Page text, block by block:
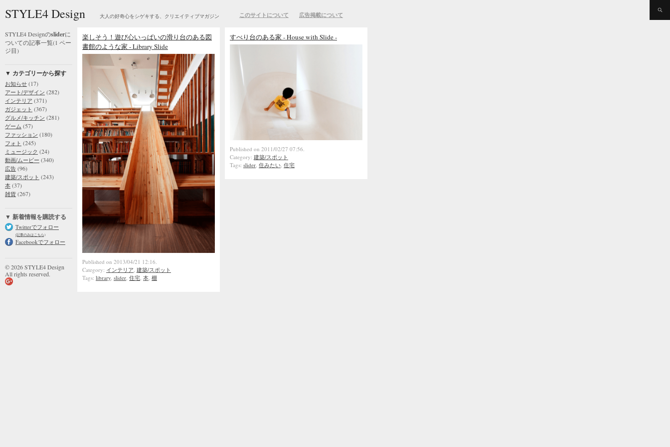
STYLE4 Design 大人の好奇心をシゲキする、クリエイティブマガジン このサイトについて 広告掲載について
STYLE4 Designのsliderに
ついての記事一覧(1 ペー
ジ目)
▼ カテゴリーから探す
お知らせ (17)
アート/デザイン (282)
インテリア (371)
ガジェット (367)
グルメ/キッチン (281)
ゲーム (57)
ファッション (180)
フォト (245)
ミュージック (24)
動画/ムービー (340)
広告 (96)
建築/スポット (243)
本 (37)
雑貨 (267)
▼ 新着情報を購読する
Twitterでフォロー
(記事のみはこちら)
Facebookでフォロー
© 2026 STYLE4 Design
All rights reserved.
楽しそう！遊び心いっぱいの滑り台のある図
書館のような家 - Library Slide
Published on 2013/04/21 12:16.
Category: インテリア, 建築/スポット
Tags: library, slider, 住宅, 本, 棚
すべり台のある家 - House with Slide -
Published on 2011/02/27 07:56.
Category: 建築/スポット
Tags: slider 住みたい 住宅